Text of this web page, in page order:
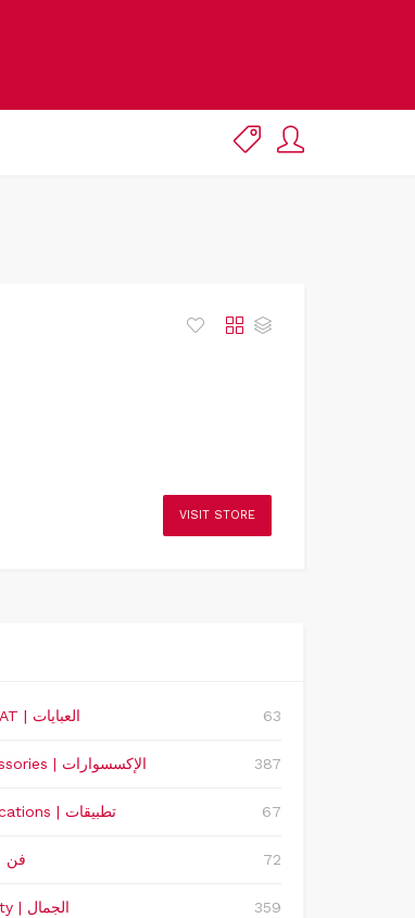
VISIT STORE
ABAYAT | العبايات 63
Accessories | الإكسسوارات 387
applications | تطبيقات 67
ART | فن 72
Beauty | الجمال 359